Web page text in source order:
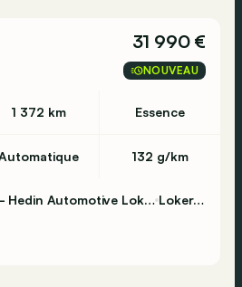
31 990 €
NOUVEAU
1 372 km Essence
132 g/km
Used Cars Center - Hedin Automotive Lokeren Lokeren